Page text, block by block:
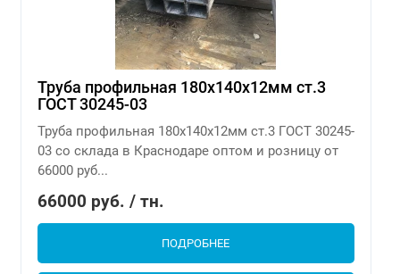
Труба профильная 180х140х12мм ст.3
ГОСТ 30245-03
Труба профильная 180х140х12мм ст.3 ГОСТ 30245-
03 со склада в Краснодаре оптом и розницу от
66000 руб...
66000 руб. / тн.
ПОДРОБНЕЕ